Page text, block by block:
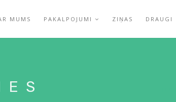
MUMS PAKALPOJUMI ZIŅAS DRAUGI